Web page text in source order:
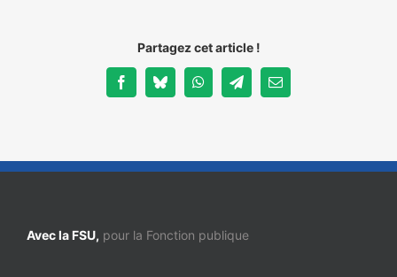
Partagez cet article !
FacebookBlueskyWhatsAppTelegramEmail
Avec la FSU, pour la Fonction publique